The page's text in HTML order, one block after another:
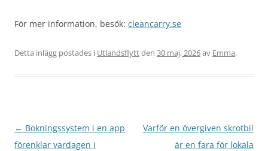
För mer information, besök: cleancarry.se
Detta inlägg postades i Utlandsflyttden 30 maj, 2026av Emma.
Inläggsnavigering
← Bokningssystem i en app
förenklar vardagen i
Varför en övergiven skrotbil
är en fara för lokala